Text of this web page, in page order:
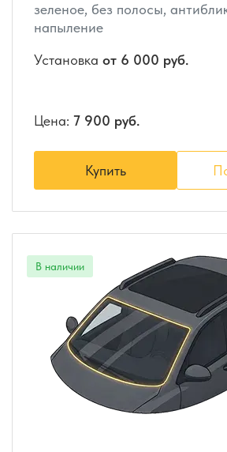
зеленое, без полосы,
напыление
Установка от 6 000 руб.
Цена: 7 900 руб.
Купить